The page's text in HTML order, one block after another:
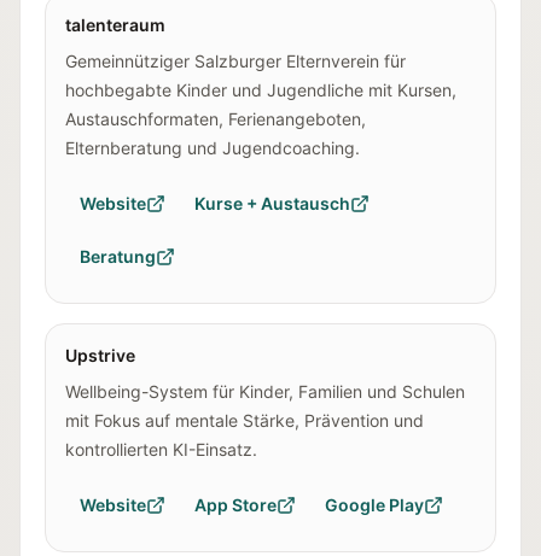
talenteraum
Gemeinnütziger Salzburger Elternverein für
hochbegabte Kinder und Jugendliche mit Kursen,
Austauschformaten, Ferienangeboten,
Elternberatung und Jugendcoaching.
Website Kurse + Austausch
Beratung
Upstrive
Wellbeing-System für Kinder, Familien und Schulen
mit Fokus auf mentale Stärke, Prävention und
kontrollierten KI-Einsatz.
Website App Store Google Play